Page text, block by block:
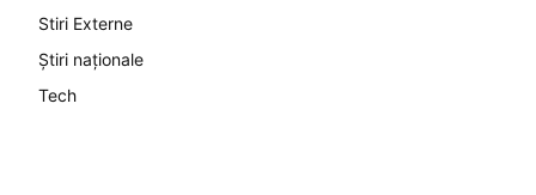
Stiri Externe
Știri naționale
Tech